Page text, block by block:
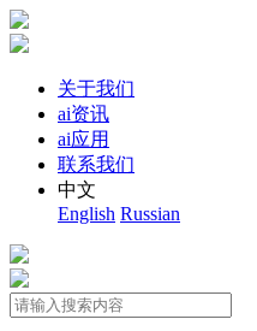
关于我们
ai资讯
ai应用
联系我们
中文
English Russian